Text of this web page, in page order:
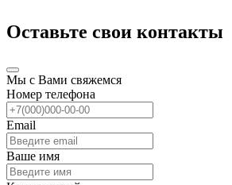
Оставьте свои контакты
Мы с Вами свяжемся
Номер телефона
Email
Ваше имя